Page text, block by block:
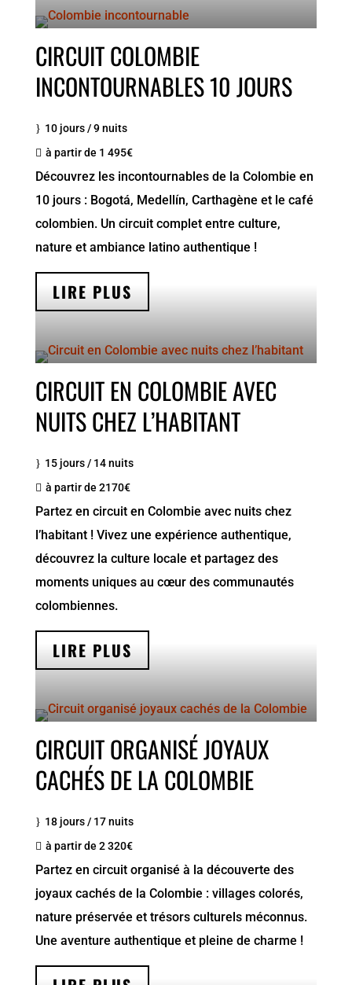
CIRCUIT COLOMBIE
INCONTOURNABLES 10 JOURS
10 jours / 9 nuits
à partir de 1 495€
Découvrez les incontournables de la Colombie en
10 jours : Bogotá, Medellín, Carthagène et le café
colombien. Un circuit complet entre culture,
nature et ambiance latino authentique !
LIRE PLUS
CIRCUIT EN COLOMBIE AVEC
NUITS CHEZ L’HABITANT
15 jours / 14 nuits
à partir de 2170€
Partez en circuit en Colombie avec nuits chez
l’habitant ! Vivez une expérience authentique,
découvrez la culture locale et partagez des
moments uniques au cœur des communautés
colombiennes.
LIRE PLUS
CIRCUIT ORGANISÉ JOYAUX
CACHÉS DE LA COLOMBIE
18 jours / 17 nuits
à partir de 2 320€
Partez en circuit organisé à la découverte des
joyaux cachés de la Colombie : villages colorés,
nature préservée et trésors culturels méconnus.
Une aventure authentique et pleine de charme !